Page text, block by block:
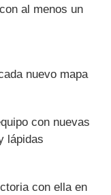
al menos un
nuevo mapa
con nuevas
lápidas
con ella en